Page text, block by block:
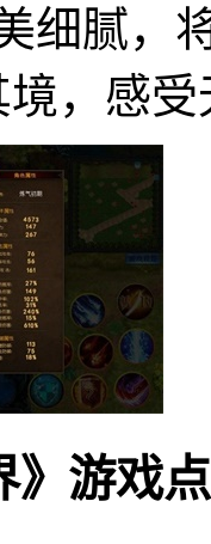
细腻，
，感
》游戏